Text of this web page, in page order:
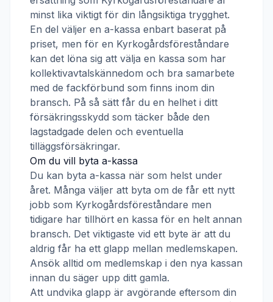
minst lika viktigt för din långsiktiga trygghet.
En del väljer en a-kassa enbart baserat på
priset, men för en Kyrkogårdsföreståndare
kan det löna sig att välja en kassa som har
kollektivavtalskännedom och bra samarbete
med de fackförbund som finns inom din
bransch. På så sätt får du en helhet i ditt
försäkringsskydd som täcker både den
lagstadgade delen och eventuella
tilläggsförsäkringar.
Om du vill byta a-kassa
Du kan byta a-kassa när som helst under
året. Många väljer att byta om de får ett nytt
jobb som Kyrkogårdsföreståndare men
tidigare har tillhört en kassa för en helt annan
bransch. Det viktigaste vid ett byte är att du
aldrig får ha ett glapp mellan medlemskapen.
Ansök alltid om medlemskap i den nya kassan
innan du säger upp ditt gamla.
Att undvika glapp är avgörande eftersom din